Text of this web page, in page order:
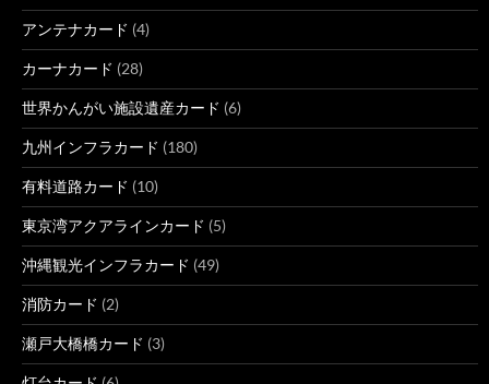
アンテナカード (4)
カーナカード (28)
世界かんがい施設遺産カード (6)
九州インフラカード (180)
有料道路カード (10)
東京湾アクアラインカード (5)
沖縄観光インフラカード (49)
消防カード (2)
瀬戸大橋橋カード (3)